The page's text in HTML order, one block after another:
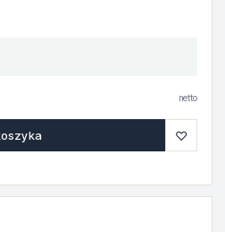
netto
♡